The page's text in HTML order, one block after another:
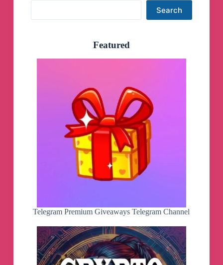
Search
Featured
Telegram Premium Giveaways Telegram Channel